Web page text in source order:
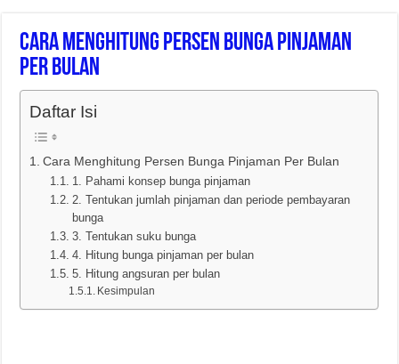
Cara Menghitung Persen Bunga Pinjaman
Per Bulan
Daftar Isi
Cara Menghitung Persen Bunga Pinjaman Per Bulan
1. Pahami konsep bunga pinjaman
2. Tentukan jumlah pinjaman dan periode pembayaran
bunga
3. Tentukan suku bunga
4. Hitung bunga pinjaman per bulan
5. Hitung angsuran per bulan
Kesimpulan